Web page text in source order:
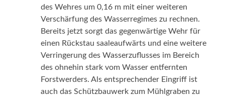
des Wehres um 0,16 m mit einer weiteren
Verschärfung des Wasserregimes zu rechnen.
Bereits jetzt sorgt das gegenwärtige Wehr für
einen Rückstau saaleaufwärts und eine weitere
Verringerung des Wasserzuflusses im Bereich
des ohnehin stark vom Wasser entfernten
Forstwerders. Als entsprechender Eingriff ist
auch das Schützbauwerk zum Mühlgraben zu